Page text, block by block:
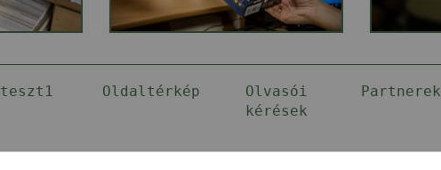
teszt1 Oldaltérkép
Olvasói
kérések
Partnerek